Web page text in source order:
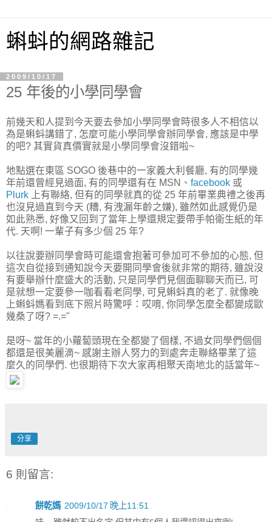
蝌蚪的網路雜記
2009/10/17
25 年後的小學同學會
前幾天和人提到今天要去參加小學同學會時很多人不相信以
為是蝌蚪講錯了, 怎麼可能小學同學會辦同學會, 應該是中學
的吧? 其實貨真價實就是小學同學會沒錯啦~
地點選在東區 SOGO 後巷中的一家義大利餐廳, 有的同學幾
年前還曾經見過面, 有的同學還有在 MSN、 facebook 或
Plurk 上有聯絡, 但有的同學就真的從 25 年前畢業典禮之後再
也沒見過直到今天 (糟, 有洩漏年齡之嫌), 雖然如此感覺仍是
如此熟悉, 好像又回到了當年上學還規定要帶手帕衛生紙的年
代. 天啊! 一輩子有多少個 25 年?
以往說要辦同學會時可能還會抱著可參加可不參加的心態, 但
這次自從接到通知說今天要開同學會後就非常的期待, 雖說沒
有要舉辦什麼盛大的活動, 只是同學們見個面聊聊天而已, 可
是就想一定要參一咖看看老同學, 可見蝌蚪真的老了. 就像晚
上蝌蚪媽看到底下照片時驚呼：哎唷, 你同學怎麼全都變成歐
幾桑了呀? =.="
是呀~ 當年的小蘿蔔頭現在全都變了個樣, 不過女同學們個個
都還是很美麗滴~ 感謝主辦人努力的到處奔走聯絡畢業了這
麼久的同學們. 也很期待下次大家再相聚天南地北的話當年~
分享
6 則留言:
餅乾媽 2009/10/17 晚上11:51